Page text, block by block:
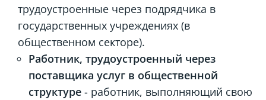
трудоустроенные через подрядчика в
государственных учреждениях (в
общественном секторе).
Работник, трудоустроенный через
поставщика услуг в общественной
структуре - работник, выполняющий свою